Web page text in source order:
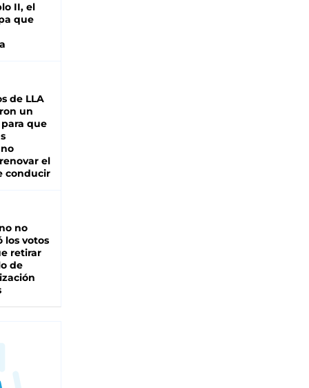
II, el
que
de LLA
un
que
el
conducir
no
los votos
retirar
de